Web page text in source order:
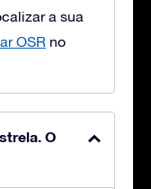
a sua
OSR no
O